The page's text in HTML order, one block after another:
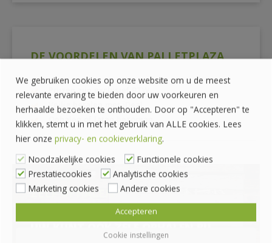
DE VOORDELEN VAN PALLETPLAZA
Prijzen zijn exclusief BTW
Veilig betalen met iDeal
Ophalen of laten bezorgen
ZELF OPHALEN?
UW KUNT OOK ZELF OPHALEN BIJ
We gebruiken cookies op onze website om u de meest
relevante ervaring te bieden door uw voorkeuren en
herhaalde bezoeken te onthouden. Door op "Accepteren" te
klikken, stemt u in met het gebruik van ALLE cookies. Lees
hier onze privacy- en cookieverklaring.
Noodzakelijke cookies
Functionele cookies
Prestatiecookies
Analytische cookies
Marketing cookies
Andere cookies
Cookie instellingen
Accepteren